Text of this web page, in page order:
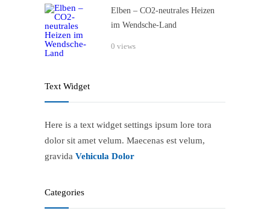
Elben – CO2-neutrales Heizen
im Wendsche-Land
0 views
Text Widget
Here is a text widget settings ipsum lore tora
dolor sit amet velum. Maecenas est velum,
gravida Vehicula Dolor
Categories